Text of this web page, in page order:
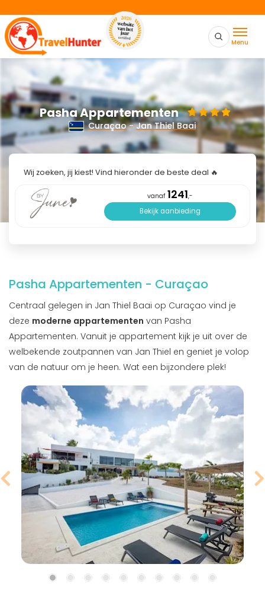
Menu
Pasha Appartementen
Curaçao-Jan Thiel Baai
Wij zoeken, jij kiest! Vind hieronder de beste deal 🔥
vanaf 1241,-
Bekijk aanbieding
Pasha Appartementen - Curaçao
Centraal gelegen in Jan Thiel Baai op Curaçao vind je
deze moderne appartementen van Pasha
Appartementen. Vanuit je appartement kijk je uit over de
welbekende zoutpannen van Jan Thiel en geniet je volop
van de natuur om je heen. Wat een bijzondere plek!